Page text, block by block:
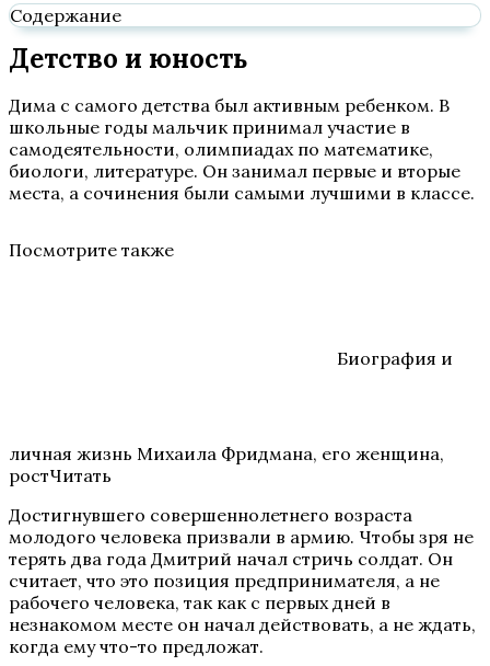
Содержание
Детство и юность
Дима с самого детства был активным ребенком. В
школьные годы мальчик принимал участие в
самодеятельности, олимпиадах по математике,
биологи, литературе. Он занимал первые и вторые
места, а сочинения были самыми лучшими в классе.
Посмотрите также
Биография и
личная жизнь Михаила Фридмана, его женщина,
ростЧитать
Достигнувшего совершеннолетнего возраста
молодого человека призвали в армию. Чтобы зря не
терять два года Дмитрий начал стричь солдат. Он
считает, что это позиция предпринимателя, а не
рабочего человека, так как с первых дней в
незнакомом месте он начал действовать, а не ждать,
когда ему что-то предложат.